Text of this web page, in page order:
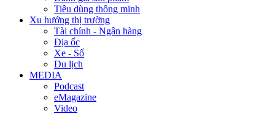
Tiêu dùng thông minh
Xu hướng thị trường
Tài chính - Ngân hàng
Địa ốc
Xe - Số
Du lịch
MEDIA
Podcast
eMagazine
Video